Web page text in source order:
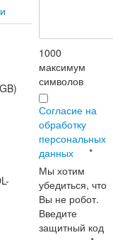
1000
максимум
символов
Согласие на
обработку
персональных
данных
*
Мы хотим
убедиться, что
Вы не робот.
Введите
защитный код